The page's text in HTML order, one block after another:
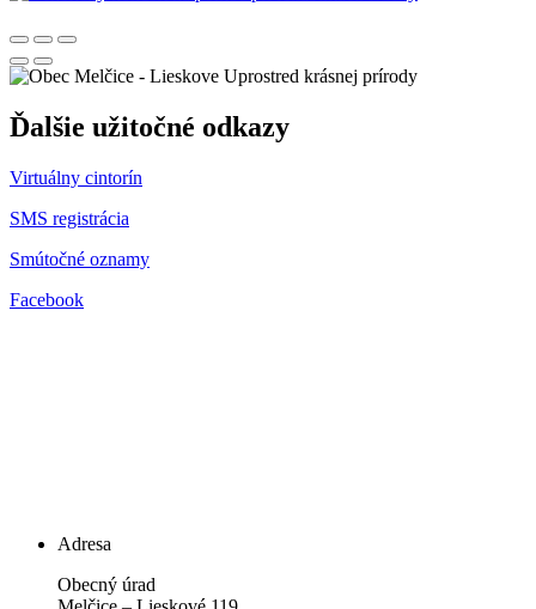
Uprostred krásnej prírody
Ďalšie užitočné odkazy
Virtuálny cintorín
SMS registrácia
Smútočné oznamy
Facebook
Adresa
Obecný úrad